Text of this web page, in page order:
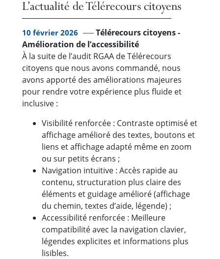
L’actualité de Télérecours citoyens
10 février 2026
Télérecours citoyens -
Amélioration de l’accessibilité
À la suite de l’audit RGAA de Télérecours
citoyens que nous avons commandé, nous
avons apporté des améliorations majeures
pour rendre votre expérience plus fluide et
inclusive :
Visibilité renforcée : Contraste optimisé et
affichage amélioré des textes, boutons et
liens et affichage adapté même en zoom
ou sur petits écrans ;
Navigation intuitive : Accès rapide au
contenu, structuration plus claire des
éléments et guidage amélioré (affichage
du chemin, textes d’aide, légende) ;
Accessibilité renforcée : Meilleure
compatibilité avec la navigation clavier,
légendes explicites et informations plus
lisibles.